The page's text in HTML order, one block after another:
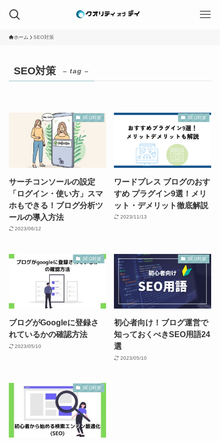
ホーム SEO対策
SEO対策 – tag –
SEO対策
サーチコンソールの設定
「ログイン・使い方」スマ
ホもできる！ブログ分析ツ
ールの導入方法
2023/06/12
SEO対策
ワードプレス ブログのおす
すめ プラグイン9選！メリ
ット・デメリット徹底解説
2023/11/13
SEO対策
ブログがGoogleに登録さ
れているかの確認方法
2023/05/10
SEO対策
初心者向け！ブログ運営で
知っておくべきSEO用語24
選
2023/05/10
SEO対策